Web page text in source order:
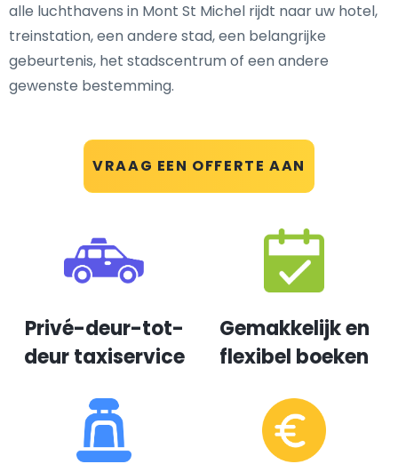
VRAAG EEN OFFERTE AAN
alle luchthavens in Mont St Michel rijdt naar uw hotel,
treinstation, een andere stad, een belangrijke
gebeurtenis, het stadscentrum of een andere
gewenste bestemming.
Privé-deur-tot-
deur taxiservice
Gemakkelijk en
flexibel boeken